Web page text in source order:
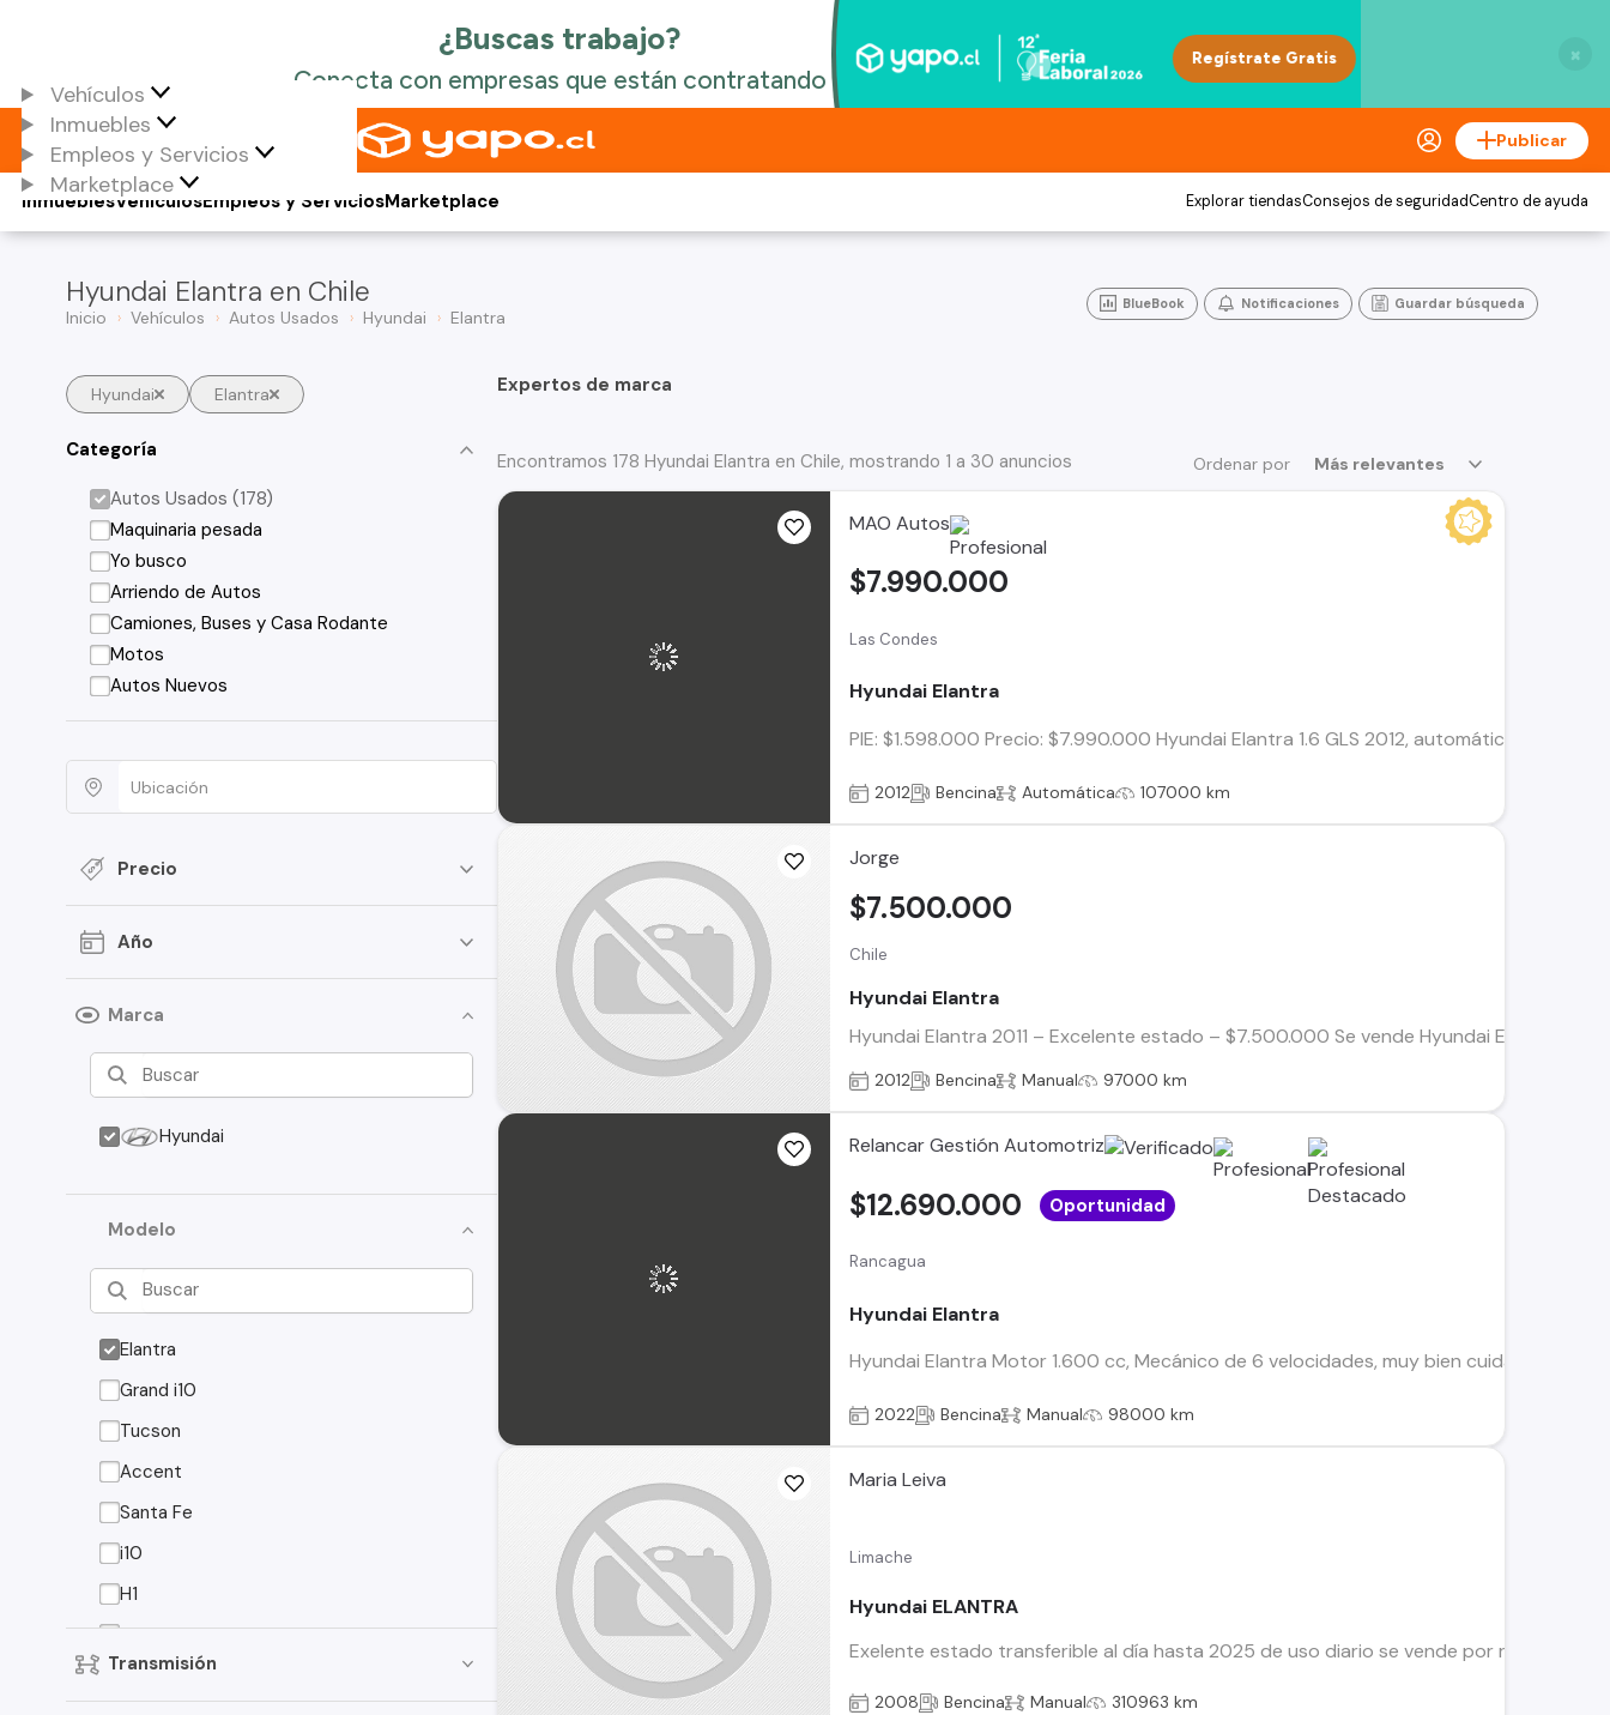
×
Vehículos
Inmuebles
Empleos y Servicios
Marketplace
Publicar
Vehículos
Inmuebles Empleos y ServiciosMarketplace Explorar tiendasConsejos de seguridadCentro de ayuda
Hyundai Elantra en Chile
Inicio Vehículos Autos Usados Hyundai Elantra
BlueBook Notificaciones Guardar búsqueda
Hyundai Elantra
Categoría
Autos Usados (178)
Maquinaria pesada
Yo busco
Arriendo de Autos
Camiones, Buses y Casa Rodante
Motos
Autos Nuevos
Precio
Año
Marca
Hyundai
Modelo
Elantra
Grand i10
Tucson
Accent
Santa Fe
i10
H1
EON
Creta
Transmisión
Expertos de marca
Ordenar por Más relevantes
Encontramos 178 Hyundai Elantra en Chile, mostrando 1 a 30 anuncios
MAO Autos
Las Condes
Hyundai Elantra
PIE: $1.598.000 Precio: $7.990.000 Hyundai Elantra 1.6 GLS 2012, automático,
$7.990.000
2012 Bencina Automática 107000 km
Jorge
Chile
Hyundai Elantra
Hyundai Elantra 2011 – Excelente estado – $7.500.000 Se vende Hyundai Elantra
$7.500.000
2012 Bencina Manual 97000 km
Relancar Gestión Automotriz
Rancagua
Hyundai Elantra
Hyundai Elantra Motor 1.600 cc, Mecánico de 6 velocidades, muy bien cuidado,
$12.690.000 Oportunidad
2022 Bencina Manual 98000 km
Maria Leiva
Limache
Hyundai ELANTRA
Exelente estado transferible al día hasta 2025 de uso diario se vende por renovacion
2008 Bencina Manual 310963 km